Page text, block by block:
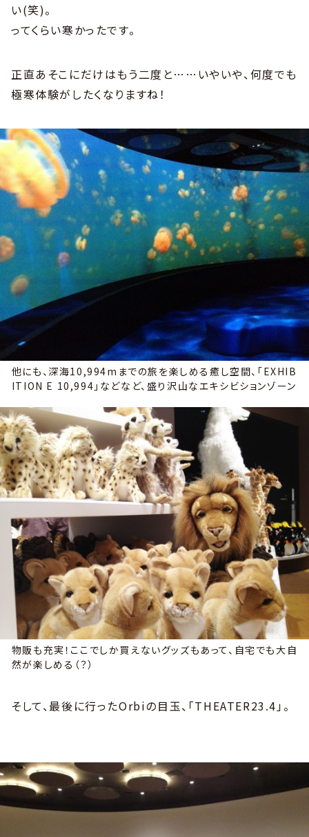
い(笑)。
ってくらい寒かったです。
正直あそこにだけはもう二度と……いやいや、何度でも
極寒体験がしたくなりますね！
他にも、深海10,994mまでの旅を楽しめる癒し空間、「EXHIB
ITION E 10,994」などなど、盛り沢山なエキシビションゾーン
物販も充実！ここでしか買えないグッズもあって、自宅でも大自
然が楽しめる（？）
そして、最後に行ったOrbiの目玉、「THEATER23.4」。